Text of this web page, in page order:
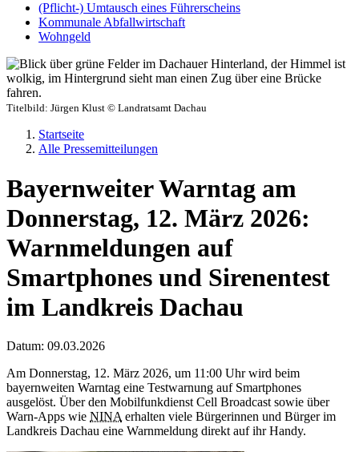
(Pflicht-) Umtausch eines Führerscheins
Kommunale Abfallwirtschaft
Wohngeld
Titelbild: Jürgen Klust © Landratsamt Dachau
Startseite
Alle Pressemitteilungen
Bayernweiter Warntag am
Donnerstag, 12. März 2026:
Warnmeldungen auf
Smartphones und Sirenentest
im Landkreis Dachau
Datum: 09.03.2026
Am Donnerstag, 12. März 2026, um 11:00 Uhr wird beim
bayernweiten Warntag eine Testwarnung auf Smartphones
ausgelöst. Über den Mobilfunkdienst Cell Broadcast sowie über
Warn-Apps wie NINA erhalten viele Bürgerinnen und Bürger im
Landkreis Dachau eine Warnmeldung direkt auf ihr Handy.